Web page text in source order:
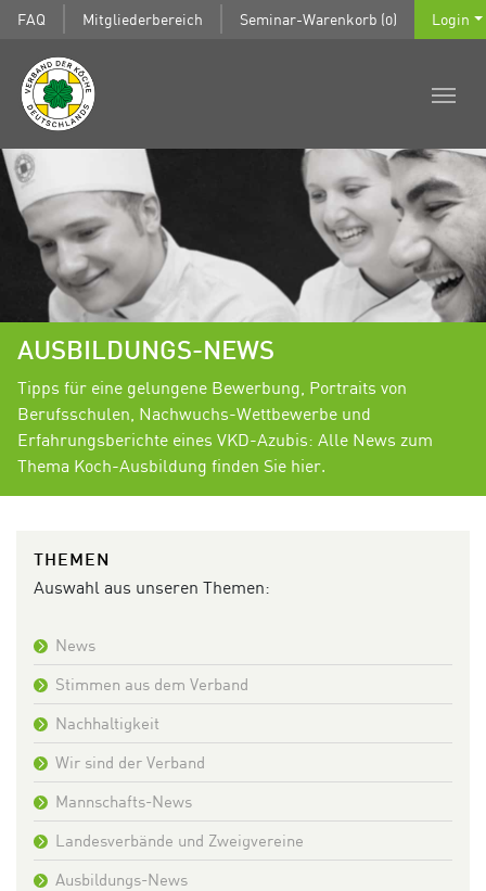
FAQ Mitgliederbereich Seminar-Warenkorb (0) Login
AUSBILDUNGS-NEWS
Tipps für eine gelungene Bewerbung, Portraits von
Berufsschulen, Nachwuchs-Wettbewerbe und
Erfahrungsberichte eines VKD-Azubis: Alle News zum
Thema Koch-Ausbildung finden Sie hier.
THEMEN
Auswahl aus unseren Themen:
News
Stimmen aus dem Verband
Nachhaltigkeit
Wir sind der Verband
Mannschafts-News
Landesverbände und Zweigvereine
Ausbildungs-News